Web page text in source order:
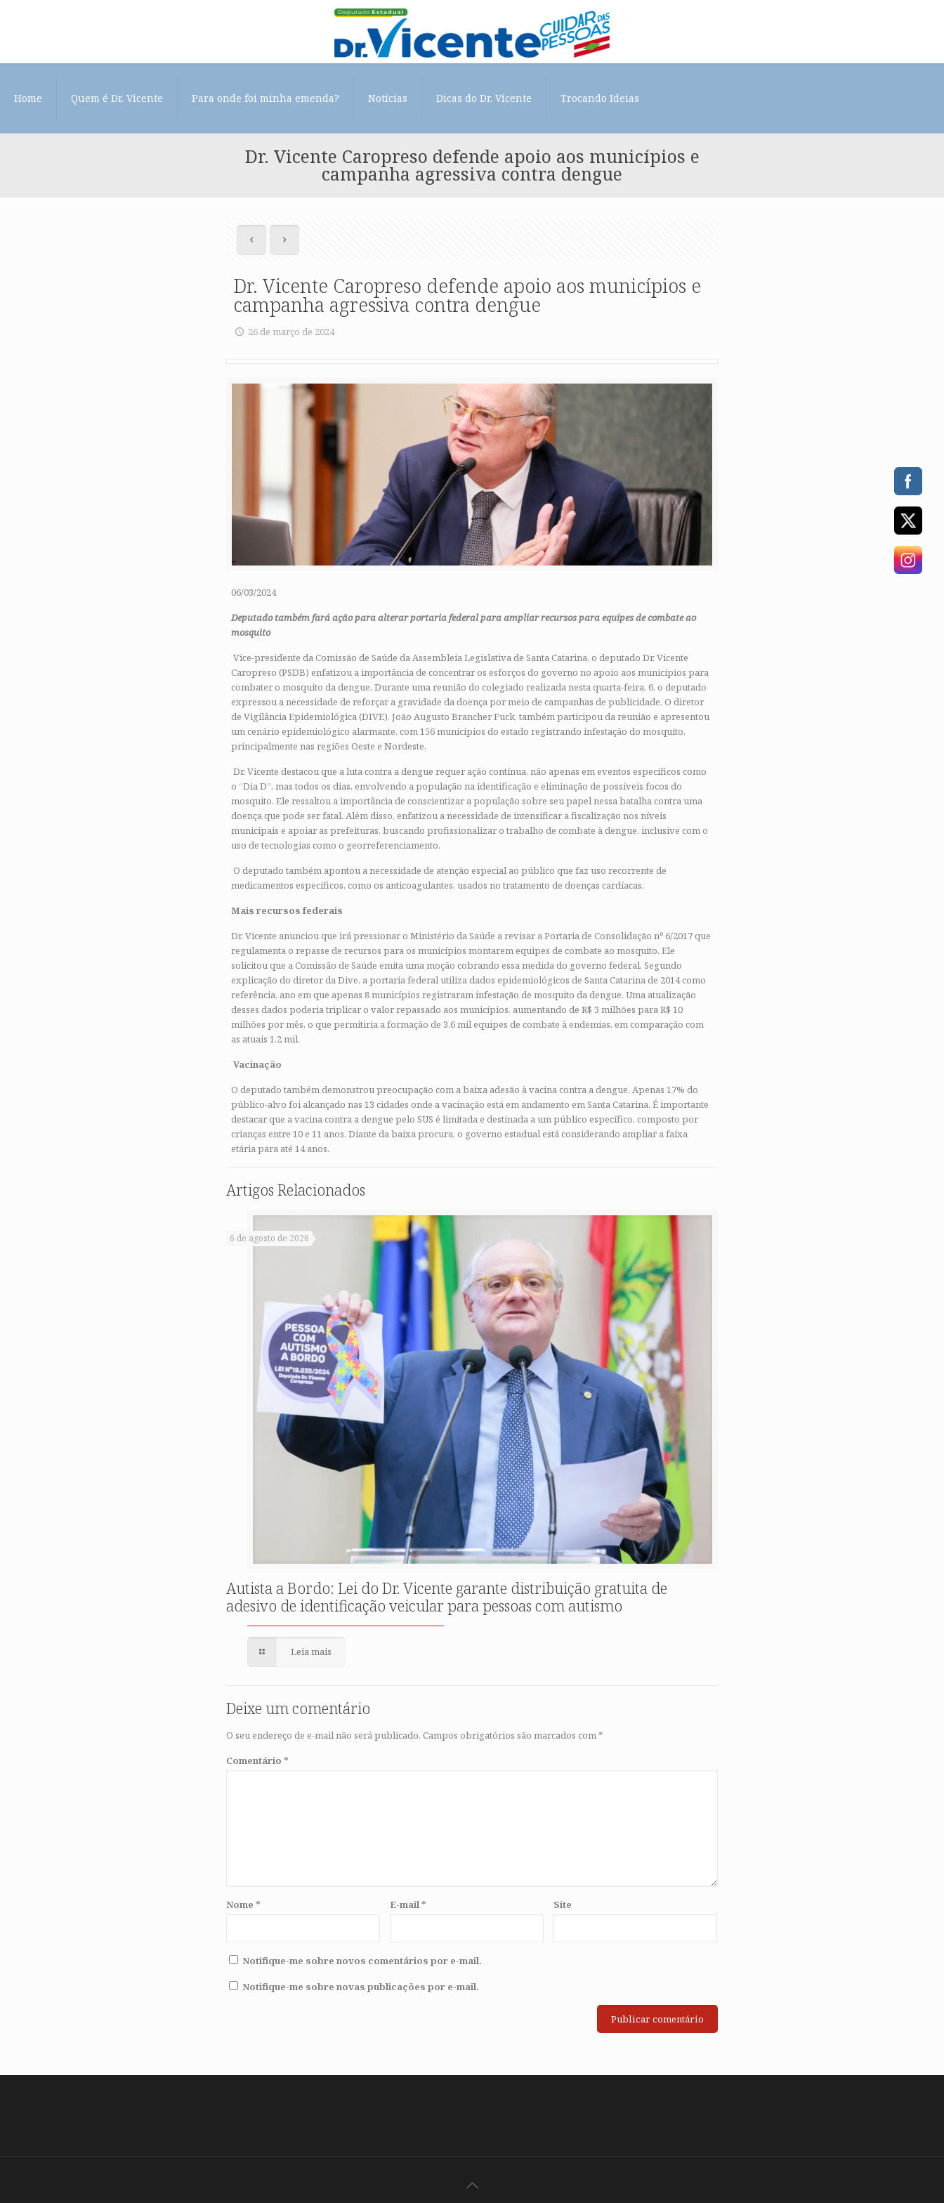
Home Quem é Dr. Vicente Para onde foi minha emenda? Notícias Dicas do Dr. Vicente Trocando Ideias
Dr. Vicente Caropreso defende apoio aos municípios e
campanha agressiva contra dengue
Dr. Vicente Caropreso defende apoio aos municípios e
campanha agressiva contra dengue
26 de março de 2024
06/03/2024
Deputado também fará ação para alterar portaria federal para ampliar recursos para equipes de combate ao
mosquito
Vice-presidente da Comissão de Saúde da Assembleia Legislativa de Santa Catarina, o deputado Dr. Vicente
Caropreso (PSDB) enfatizou a importância de concentrar os esforços do governo no apoio aos municípios para
combater o mosquito da dengue. Durante uma reunião do colegiado realizada nesta quarta-feira, 6, o deputado
expressou a necessidade de reforçar a gravidade da doença por meio de campanhas de publicidade. O diretor
de Vigilância Epidemiológica (DIVE), João Augusto Brancher Fuck, também participou da reunião e apresentou
um cenário epidemiológico alarmante, com 156 municípios do estado registrando infestação do mosquito,
principalmente nas regiões Oeste e Nordeste.
Dr. Vicente destacou que a luta contra a dengue requer ação contínua, não apenas em eventos específicos como
o “Dia D”, mas todos os dias, envolvendo a população na identificação e eliminação de possíveis focos do
mosquito. Ele ressaltou a importância de conscientizar a população sobre seu papel nessa batalha contra uma
doença que pode ser fatal. Além disso, enfatizou a necessidade de intensificar a fiscalização nos níveis
municipais e apoiar as prefeituras, buscando profissionalizar o trabalho de combate à dengue, inclusive com o
uso de tecnologias como o georreferenciamento.
O deputado também apontou a necessidade de atenção especial ao público que faz uso recorrente de
medicamentos específicos, como os anticoagulantes, usados no tratamento de doenças cardíacas.
Mais recursos federais
Dr. Vicente anunciou que irá pressionar o Ministério da Saúde a revisar a Portaria de Consolidação nº 6/2017 que
regulamenta o repasse de recursos para os municípios montarem equipes de combate ao mosquito. Ele
solicitou que a Comissão de Saúde emita uma moção cobrando essa medida do governo federal. Segundo
explicação do diretor da Dive, a portaria federal utiliza dados epidemiológicos de Santa Catarina de 2014 como
referência, ano em que apenas 8 municípios registraram infestação de mosquito da dengue. Uma atualização
desses dados poderia triplicar o valor repassado aos municípios, aumentando de R$ 3 milhões para R$ 10
milhões por mês, o que permitiria a formação de 3,6 mil equipes de combate à endemias, em comparação com
as atuais 1,2 mil.
Vacinação
O deputado também demonstrou preocupação com a baixa adesão à vacina contra a dengue. Apenas 17% do
público-alvo foi alcançado nas 13 cidades onde a vacinação está em andamento em Santa Catarina. É importante
destacar que a vacina contra a dengue pelo SUS é limitada e destinada a um público específico, composto por
crianças entre 10 e 11 anos. Diante da baixa procura, o governo estadual está considerando ampliar a faixa
etária para até 14 anos.
Artigos Relacionados
6 de agosto de 2026
Autista a Bordo: Lei do Dr. Vicente garante distribuição gratuita de
adesivo de identificação veicular para pessoas com autismo
Leia mais
Deixe um comentário
O seu endereço de e-mail não será publicado. Campos obrigatórios são marcados com *
Comentário *
Nome * E-mail* Site
Notifique-me sobre novos comentários por e-mail.
Notifique-me sobre novas publicações por e-mail.